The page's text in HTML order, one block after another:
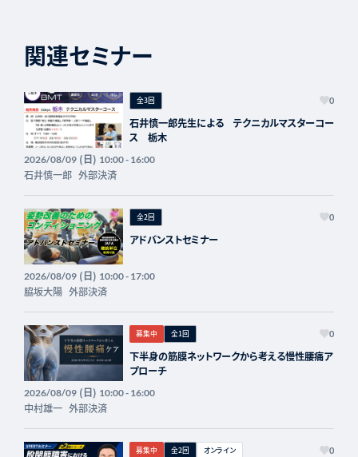
関連セミナー
全3回 0
石井慎一郎先生による テクニカルマスターコー
ス 栃木
2026/08/09(日) 10:00 - 16:00
石井慎一郎 外部決済
全2回 0
アドバンストセミナー
2026/08/09(日) 10:00 - 17:00
脇坂大陽 外部決済
募集中 全1回 0
下半身の筋膜ネットワークから考える慢性腰痛ア
プローチ
2026/08/09(日) 10:00 - 16:00
中村雄一 外部決済
募集中 全2回 オンライン 0